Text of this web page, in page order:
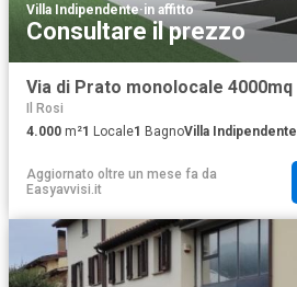
Villa Indipendente·in affitto
Consultare il prezzo
Via di Prato monolocale 4000mq
Il Rosi
4.000 m²1 Locale1 BagnoVilla Indipendente
Aggiornato oltre un mese fa da
Easyavvisi.it